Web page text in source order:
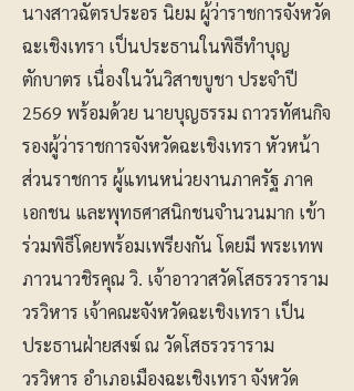
นางสาวฉัตรประอร นิยม ผู้ว่าราชการจังหวัด
ฉะเชิงเทรา เป็นประธานในพิธีทำบุญ
ตักบาตร เนื่องในวันวิสาขบูชา ประจำปี
2569 พร้อมด้วย นายบุญธรรม ถาวรทัศนกิจ
รองผู้ว่าราชการจังหวัดฉะเชิงเทรา หัวหน้า
ส่วนราชการ ผู้แทนหน่วยงานภาครัฐ ภาค
เอกชน และพุทธศาสนิกชนจำนวนมาก เข้า
ร่วมพิธีโดยพร้อมเพรียงกัน โดยมี พระเทพ
ภาวนาวชิรคุณ วิ. เจ้าอาวาสวัดโสธรวราราม
วรวิหาร เจ้าคณะจังหวัดฉะเชิงเทรา เป็น
ประธานฝ่ายสงฆ์ ณ วัดโสธรวราราม
วรวิหาร อำเภอเมืองฉะเชิงเทรา จังหวัด